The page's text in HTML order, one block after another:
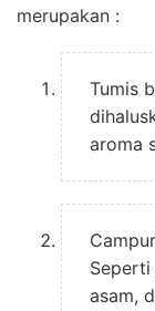
merupakan :
Tumis
aroma
Seperti
asam,